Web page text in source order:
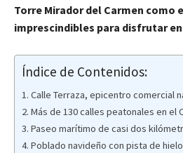
Torre Mirador del Carmen como
imprescindibles para disfrutar
Índice de Contenidos:
Calle Terraza, epicentro comercial
Más de 130 calles peatonales en el
Paseo marítimo de casi dos
Poblado navideño con pista de hielo